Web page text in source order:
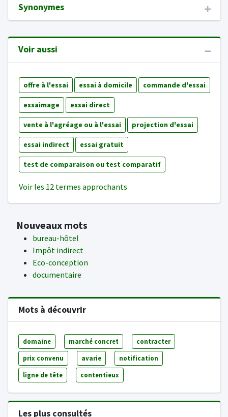
Synonymes
Voir aussi
offre à l'essai essai à domicile commande d'essai
essaimage essai direct
vente à l'agréage ou à l'essai projection d'essai
essai indirect essai gratuit
test de comparaison ou test comparatif
Voir les 12 termes approchants
Nouveaux mots
bureau-hôtel
Impôt indirect
Eco-conception
documentaire
Mots à découvrir
domaine marché concret contracter
prix convenu avarie notification
ligne de tête contentieux
Les plus consultés